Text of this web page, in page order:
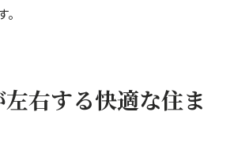
右する快適な住ま